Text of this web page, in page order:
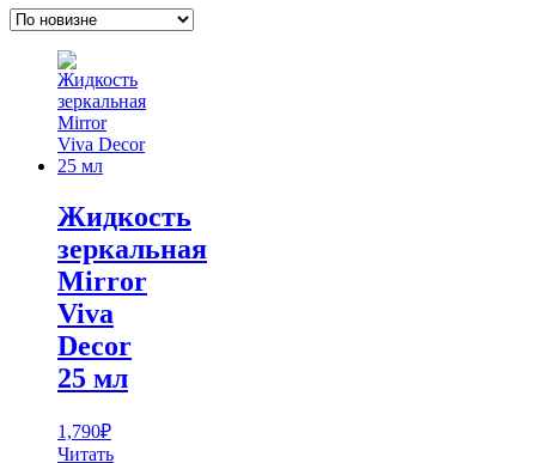
недавние
Жидкость
зеркальная
Mirror
Viva
Decor
25 мл
1,790₽
Читать